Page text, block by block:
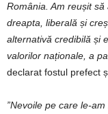
România. Am reușit
dreapta, liberală și
alternativă credibilă și
valorilor naționale, a
declarat fostul prefect
”Nevoile pe care le-